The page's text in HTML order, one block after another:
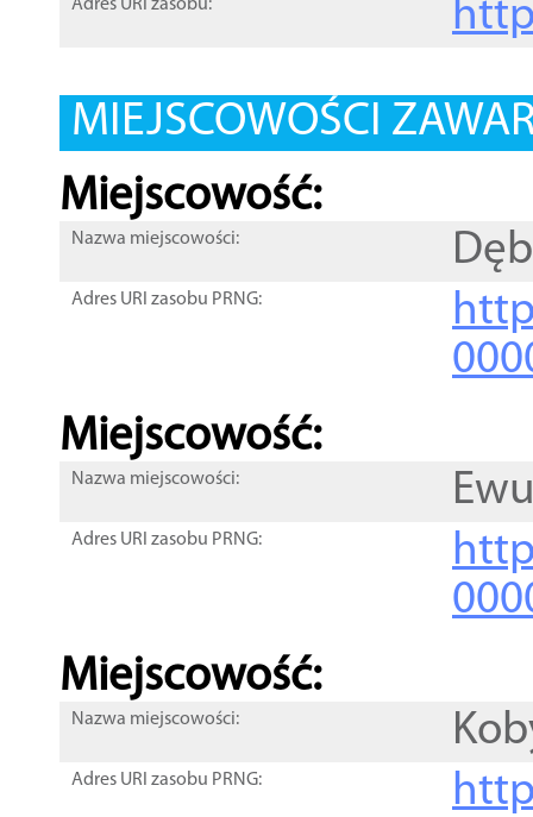
Adres URI zasobu:
MIEJSCOWOŚCI
Miejscowość:
Nazwa miejscowości:
Adres URI zasobu PRNG:
Miejscowość:
Nazwa miejscowości:
Adres URI zasobu PRNG:
Miejscowość:
Nazwa miejscowości:
Adres URI zasobu PRNG: